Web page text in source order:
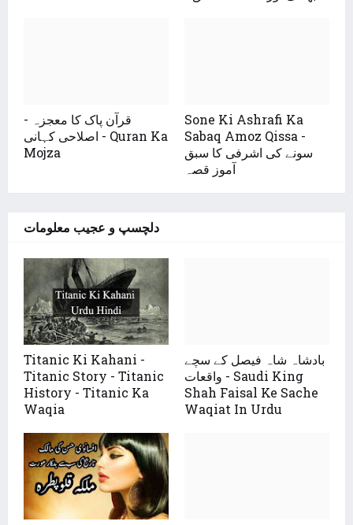
قرآن پاک کا معجزہ -
اصلاحی کہانی - Quran Ka
Mojza
Sone Ki Ashrafi Ka
Sabaq Amoz Qissa -
سونے کی اشرفی کا سبق
آموز قصہ
دلچسپ و عجیب معلومات
Titanic Ki Kahani -
Titanic Story - Titanic
History - Titanic Ka
Waqia
بادشاہ شاہ فیصل کے سچے
واقعات - Saudi King
Shah Faisal Ke Sache
Waqiat In Urdu